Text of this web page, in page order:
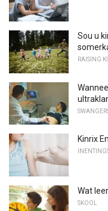
Sou u
RAISING
Kinrix
Wat
SKOOL